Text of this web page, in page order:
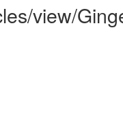
view/